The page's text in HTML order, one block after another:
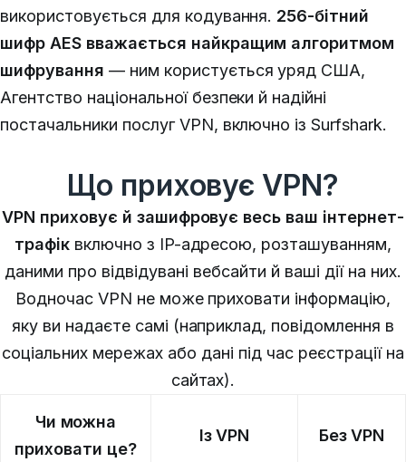
використовується для кодування. 256-бітний
шифр AES вважається найкращим алгоритмом
шифрування — ним користується уряд США,
Агентство національної безпеки й надійні
постачальники послуг VPN, включно із Surfshark.
Що приховує VPN?
VPN приховує й зашифровує весь ваш інтернет-
трафік включно з IP-адресою, розташуванням,
даними про відвідувані вебсайти й ваші дії на них.
Водночас VPN не може приховати інформацію,
яку ви надаєте самі (наприклад, повідомлення в
соціальних мережах або дані під час реєстрації на
сайтах).
Чи можна
приховати це?
Із VPN Без VPN